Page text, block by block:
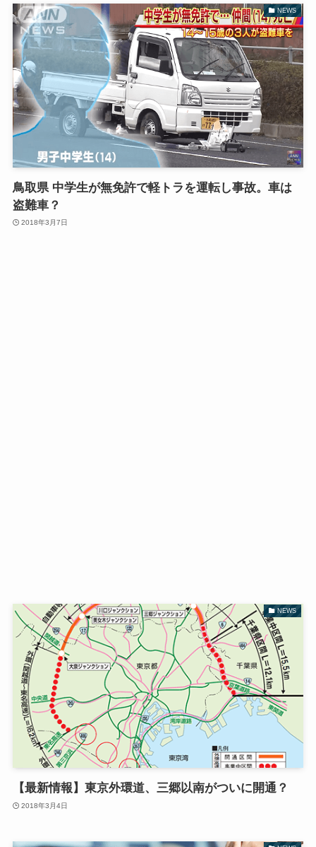
NEWS
鳥取県 中学生が無免許で軽トラを運転し事故。車は
盗難車？
2018年3月7日
NEWS
【最新情報】東京外環道、三郷以南がついに開通？
2018年3月4日